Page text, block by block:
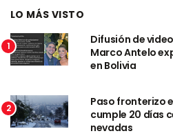
LO MÁS VISTO
1
Difusión de
Marco Antelo
en Bolivia
2
Paso fronterizo
cumple 20 días
nevadas